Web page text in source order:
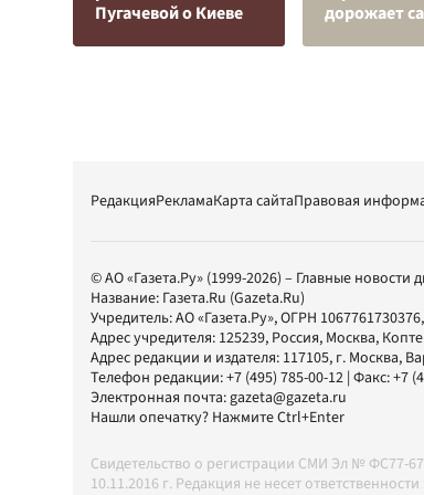
Пугачевой о Киеве
дорожает
РедакцияРекламаКарта сайтаПравовая
© АО «Газета.Ру» (1999-2026) – Главные новости
Название: Газета.Ru (Gazeta.Ru)
Учредитель:АО «Газета.Ру», ОГРН
Адрес учредителя: 125239, Россия, Москва,
Адрес редакции и издателя: 117105, г. Москва,
Телефон редакции:+7 (495) 785-00-12 | Факс:+7
Электронная почта:gazeta@gazeta.ru
Нашли опечатку? Нажмите Ctrl+Enter
Свидетельство о регистрации СМИ Эл № ФС77-
10.11.2016 г. Редакция не несет